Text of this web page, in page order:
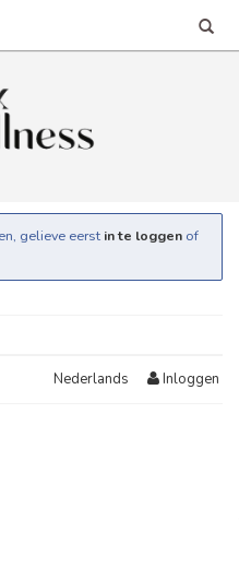
gelieve eerst in te loggen of
Nederlands Inloggen